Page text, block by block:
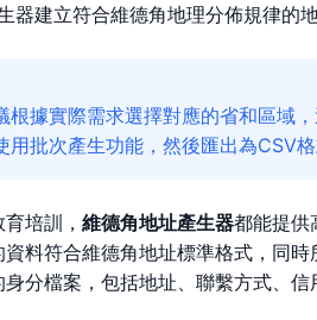
器建立符合維德角地理分佈規律的
根據實際需求選擇對應的省和區域
批次產生功能，然後匯出為CSV格
培訓， 維德角地址產生器都能提供
料符合維德角地址標準格式，同
分檔案，包括地址、聯繫方式、